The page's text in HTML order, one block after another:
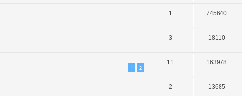
1 745640
3 18110
1 2
11 163978
2 13685